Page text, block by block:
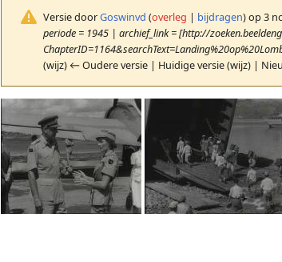
Versie doorGoswinvd (overleg | bijdragen)op 3
periode = 1945 | archief_link = [http://
(wijz) ← Oudere versie | Huidige versie (wijz) |